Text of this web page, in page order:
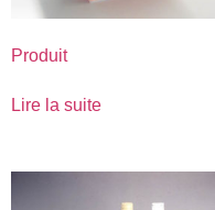
Produit
Lire la suite